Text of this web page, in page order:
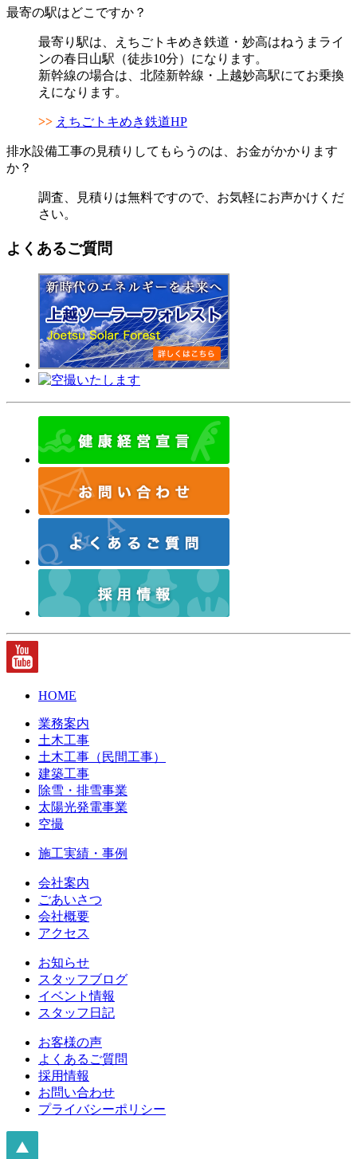
最寄の駅はどこですか？
最寄り駅は、えちごトキめき鉄道・妙高はねうまライ
ンの春日山駅（徒歩10分）になります。
新幹線の場合は、北陸新幹線・上越妙高駅にてお乗換
えになります。
>> えちごトキめき鉄道HP
排水設備工事の見積りしてもらうのは、お金がかかります
か？
調査、見積りは無料ですので、お気軽にお声かけくだ
さい。
よくあるご質問
HOME
業務案内
土木工事
土木工事（民間工事）
建築工事
除雪・排雪事業
太陽光発電事業
空撮
施工実績・事例
会社案内
ごあいさつ
会社概要
アクセス
お知らせ
スタッフブログ
イベント情報
スタッフ日記
お客様の声
よくあるご質問
採用情報
お問い合わせ
プライバシーポリシー